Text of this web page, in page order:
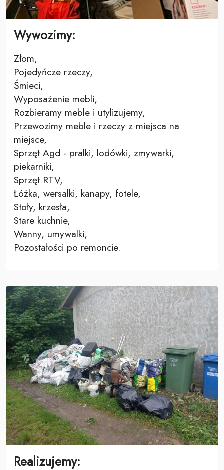
Wywozimy:
Złom,
Pojedyńcze rzeczy,
Śmieci,
Wyposażenie mebli,
Rozbieramy meble i utylizujemy,
Przewozimy meble i rzeczy z miejsca na
miejsce,
Sprzęt Agd - pralki, lodówki, zmywarki,
piekarniki,
Sprzęt RTV,
Łóżka, wersalki, kanapy, fotele,
Stoły, krzesła,
Stare kuchnie,
Wanny, umywalki,
Pozostałości po remoncie.
Realizujemy: